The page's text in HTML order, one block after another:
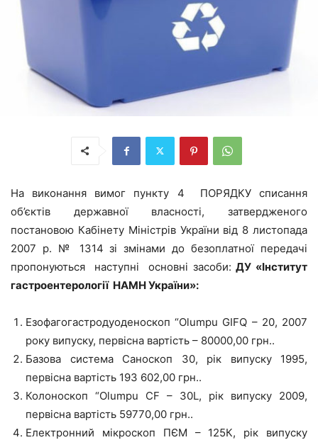
На виконання вимог пункту 4 ПОРЯДКУ списання
об’єктів державної власності, затвердженого
постановою Кабінету Міністрів України від 8 листопада
2007 р. № 1314 зі змінами до безоплатної передачі
пропонуються наступні основні засоби:ДУ «Інститут
гастроентерології НАМН України»:
Езофагогастродуоденоскоп “Olumpu GIFQ – 20, 2007
року випуску, первісна вартість – 80000,00 грн..
Базова система Саноскоп 30, рік випуску 1995,
первісна вартість 193 602,00 грн..
Колоноскоп “Olumpu СF – 30L, рік випуску 2009,
первісна вартість 59770,00 грн..
Електронний мікроскоп ПЄМ – 125К, рік випуску